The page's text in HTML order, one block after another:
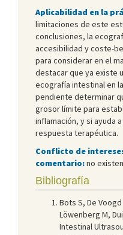
Aplicabilidad en la
limitaciones de este
conclusiones, la
accesibilidad y coste-
para considerar en el
destacar que ya existe
ecografía intestinal en
pendiente determinar
grosor límite para
inflamación, y si ayuda
respuesta terapéutica.
Conflicto de
comentario:no
Bibliografía
Bots S, De
Löwenberg M,
Intestinal